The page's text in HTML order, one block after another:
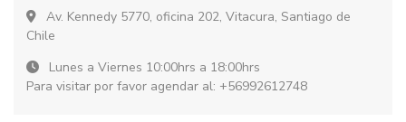
Av. Kennedy 5770, oficina 202, Vitacura, Santiago de
Chile
Lunes a Viernes 10:00hrs a 18:00hrs
Para visitar por favor agendar al: +56992612748